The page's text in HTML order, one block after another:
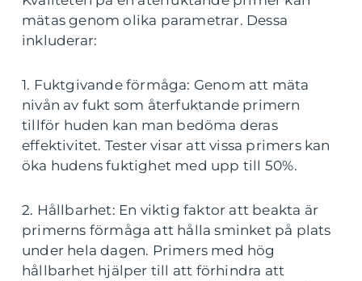
mätas genom olika parametrar. Dessa
inkluderar:
1. Fuktgivande förmåga: Genom att mäta
nivån av fukt som återfuktande primern
tillför huden kan man bedöma deras
effektivitet. Tester visar att vissa primers kan
öka hudens fuktighet med upp till 50%.
2. Hållbarhet: En viktig faktor att beakta är
primerns förmåga att hålla sminket på plats
under hela dagen. Primers med hög
hållbarhet hjälper till att förhindra att